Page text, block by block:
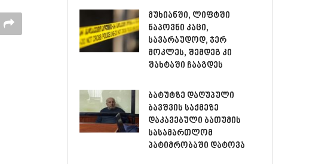
მუხიანში, ლიფტში
ნაპოვნი კაცი,
სავარაუდოდ, ჯერ
მოკლეს, შემდეგ კი
შახტაში ჩააგდეს
ბატუტზე დაღუპული
ბავშვის საქმეზე
დაკავებული ბათუმის
სასამართლომ
პატიმრობაში დატოვა